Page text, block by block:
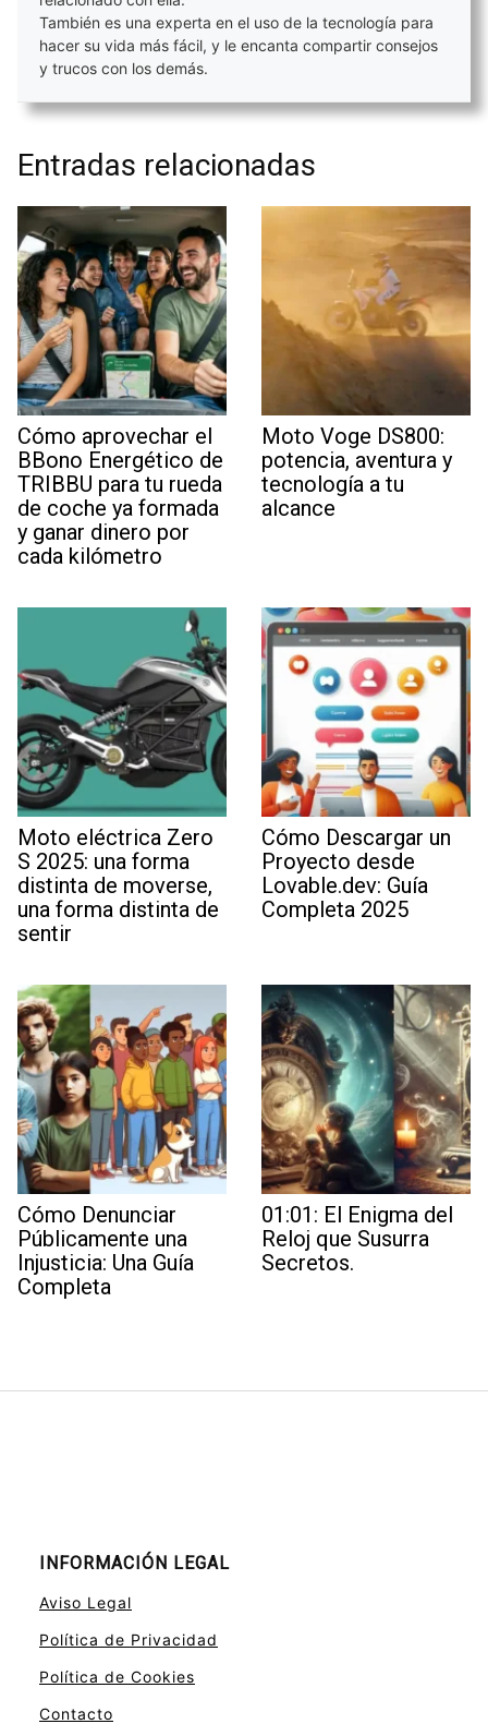
También es una experta en el uso de la tecnología para
hacer su vida más fácil, y le encanta compartir consejos
y trucos con los demás.
Entradas relacionadas
Cómo aprovechar el
BBono Energético de
TRIBBU para tu rueda
de coche ya formada
y ganar dinero por
cada kilómetro
Moto Voge DS800:
potencia, aventura y
tecnología a tu
alcance
Moto eléctrica Zero
S 2025: una forma
distinta de moverse,
una forma distinta de
sentir
Cómo Descargar un
Proyecto desde
Lovable.dev: Guía
Completa 2025
Cómo Denunciar
Públicamente una
Injusticia: Una Guía
Completa
01:01: El Enigma del
Reloj que Susurra
Secretos.
INFORMACIÓN LEGAL
Aviso Legal
Política de Privacidad
Política de Cookies
Contacto